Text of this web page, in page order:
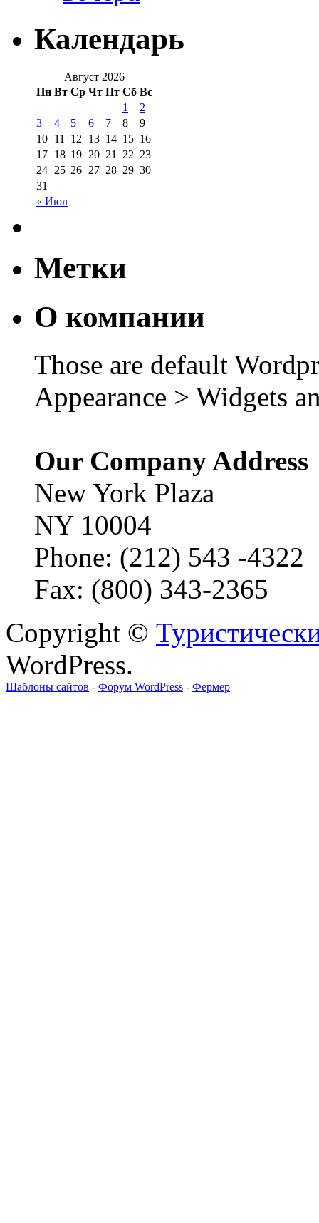
Календарь
Август 2026
Пн Вт Ср Чт Пт Сб Вс
« Июл
1
2
3
4 5 6 7 8
9
10 11 12 13 14 15 16
17 18 19 20 21 22 23
24 25 26 27 28 29 30
31
Метки
О компании
Those are default
Appearance > Widgets
Our Company Address
New York Plaza
NY 10004
Phone: (212) 543 -4322
Fax: (800) 343-2365
Copyright ©
WordPress.
Шаблоны сайтов - Форум WordPress - Фермер